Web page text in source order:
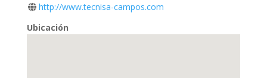
http://www.tecnisa-campos.com
Ubicación